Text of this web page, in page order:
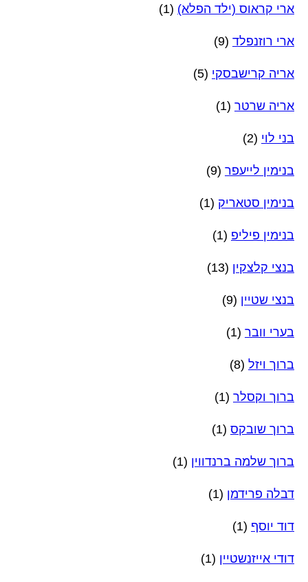
ארי קראוס (ילד הפלא) (1)
ארי רוזנפלד (9)
אריה קרישבסקי (5)
אריה שרטר (1)
בני לוי (2)
בנימין לייעפר (9)
בנימין סטאריק (1)
בנימין פיליפ (1)
בנצי קלצקין (13)
בנצי שטיין (9)
בערי וובר (1)
ברוך ויזל (8)
ברוך וקסלר (1)
ברוך שובקס (1)
ברוך שלמה ברנדווין (1)
דבלה פרידמן (1)
דוד יוסף (1)
דודי אייזנשטיין (1)